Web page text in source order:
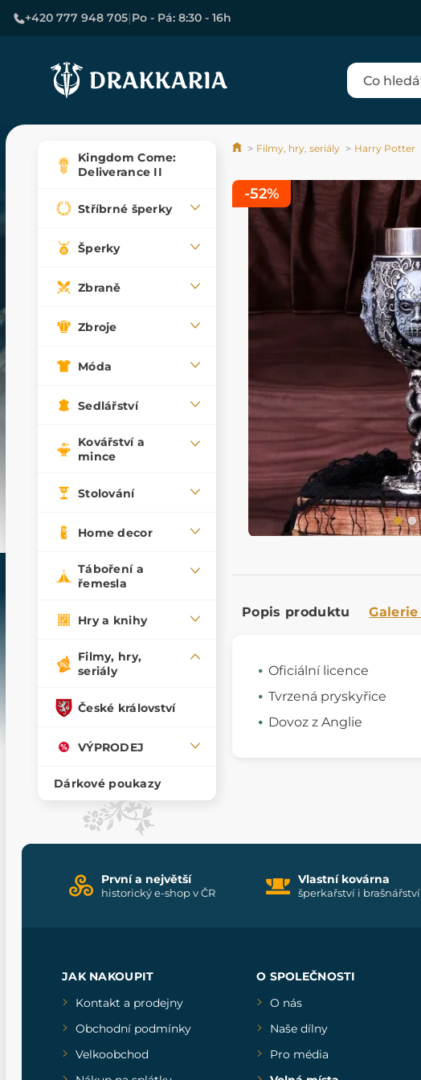
+420 777 948 705|Po - Pá: 8:30 - 16h
Kingdom Come:
Deliverance II
Stříbrné šperky
Šperky
Zbraně
Zbroje
Móda
Sedlářství
Kovářství a
mince
Stolování
Home decor
Táboření a
řemesla
Hry a knihy
Filmy, hry,
seriály
České království
VÝPRODEJ
Dárkové poukazy
Filmy, hry, seriály Harry Potter
-52%
Popis produktu Galerie
Oficiální licence
Tvrzená pryskyřice
Dovoz z Anglie
První a největší
historický e-shop v ČR
Vlastní kovárna
šperkařství i brašnářství
JAK NAKOUPIT
Kontakt a prodejny
Obchodní podmínky
Velkoobchod
O SPOLEČNOSTI
O nás
Naše dílny
Pro média